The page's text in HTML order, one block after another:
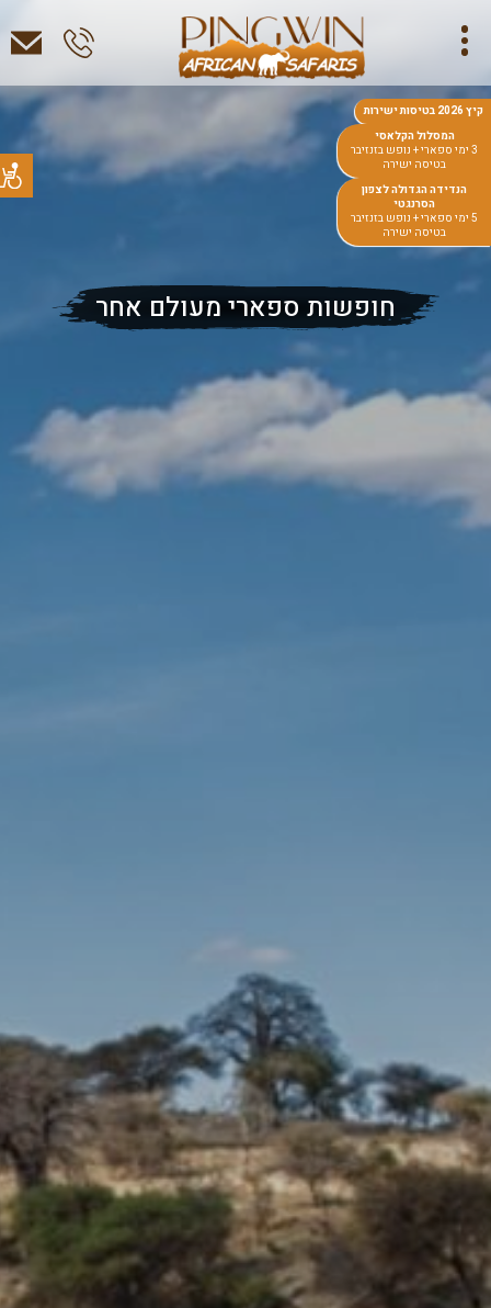
חופשות ספארי מעולם אחר
קיץ 2026 בטיסות ישירות
המסלול הקלאסי
3 ימי ספארי + נופש בזנזיבר
בטיסה ישירה
הנדידה הגדולה לצפון
הסרנגטי
5 ימי ספארי + נופש בזנזיבר
בטיסה ישירה